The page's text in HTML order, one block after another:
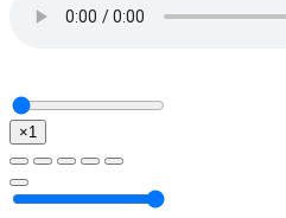
×1